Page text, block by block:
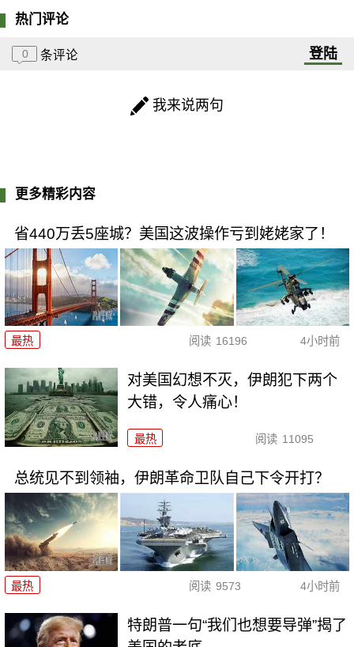
热门评论
0 条评论 登陆
我来说两句
更多精彩内容
省440万丢5座城？美国这波操作亏到姥姥家了！
最热 阅读 16196 4小时前
对美国幻想不灭，伊朗犯下两个
大错，令人痛心！
最热 阅读 11095
总统见不到领袖，伊朗革命卫队自己下令开打？
最热 阅读 9573 4小时前
特朗普一句“我们也想要导弹”揭了